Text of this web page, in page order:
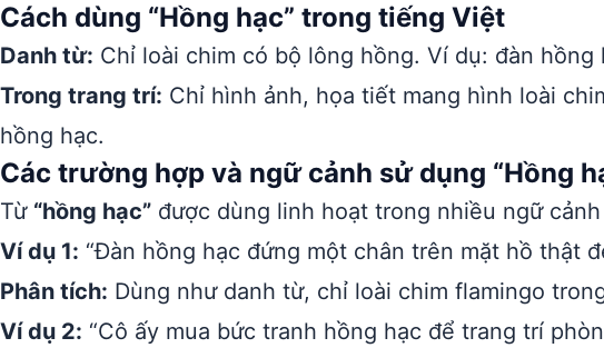
Cách dùng “Hồng hạc” trong tiếng Việt
Danh từ: Chỉ loài chim có bộ lông hồng. Ví dụ: đàn hồng
Trong trang trí: Chỉ hình ảnh, họa tiết mang hình loài
hồng hạc.
Các trường hợp và ngữ cảnh sử dụng “Hồng
Từ “hồng hạc” được dùng linh hoạt trong nhiều ngữ
Ví dụ 1: “Đàn hồng hạc đứng một chân trên mặt hồ thật
Phân tích: Dùng như danh từ, chỉ loài chim flamingo
Ví dụ 2: “Cô ấy mua bức tranh hồng hạc để trang trí